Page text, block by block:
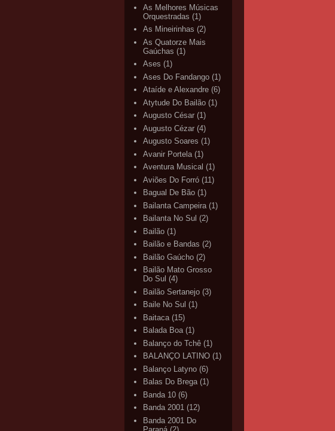
As Melhores Músicas
Orquestradas (1)
As Mineirinhas (2)
As Quatorze Mais
Gaúchas (1)
Ases (1)
Ases Do Fandango (1)
Ataíde e Alexandre (6)
Atytude Do Bailão (1)
Augusto César (1)
Augusto Cézar (4)
Augusto Soares (1)
Avanir Portela (1)
Aventura Musical (1)
Aviões Do Forró (11)
Bagual De Bão (1)
Bailanta Campeira (1)
Bailanta No Sul (2)
Bailão (1)
Bailão e Bandas (2)
Bailão Gaúcho (2)
Bailão Mato Grosso
Do Sul (4)
Bailão Sertanejo (3)
Baile No Sul (1)
Baitaca (15)
Balada Boa (1)
Balanço do Tchê (1)
BALANÇO LATINO (1)
Balanço Latyno (6)
Balas Do Brega (1)
Banda 10 (6)
Banda 2001 (12)
Banda 2001 Do